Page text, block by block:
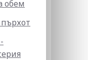
обем